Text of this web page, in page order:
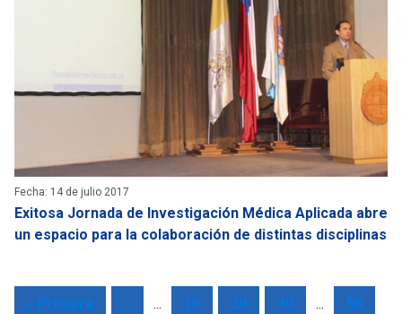
Fecha: 14 de julio 2017
Exitosa Jornada de Investigación Médica Aplicada abre
un espacio para la colaboración de distintas disciplinas
« Primera « ... 10 20 30 ... 56